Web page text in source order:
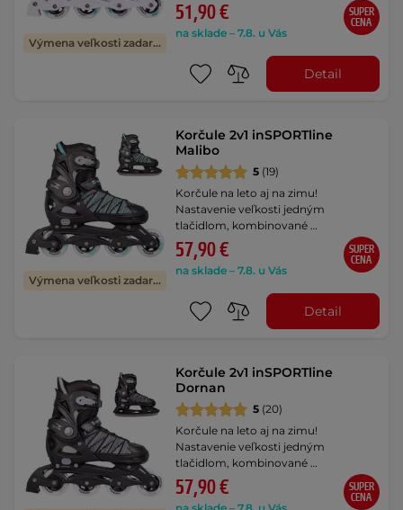
Výmena veľkosti zadarmo
51,90 €
na sklade – 7.8. u Vás
SUPER
CENA
Detail
Výmena veľkosti zadarmo
Korčule 2v1 inSPORTline
Malibo
5 (19)
Korčule na leto aj na zimu!
Nastavenie veľkosti jedným
tlačidlom, kombinované …
57,90 €
na sklade – 7.8. u Vás
SUPER
CENA
Detail
Korčule 2v1 inSPORTline
Dornan
5 (20)
Korčule na leto aj na zimu!
Nastavenie veľkosti jedným
tlačidlom, kombinované …
57,90 €
SUPER
CENA